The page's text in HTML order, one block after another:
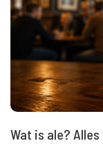
Wat is ale?